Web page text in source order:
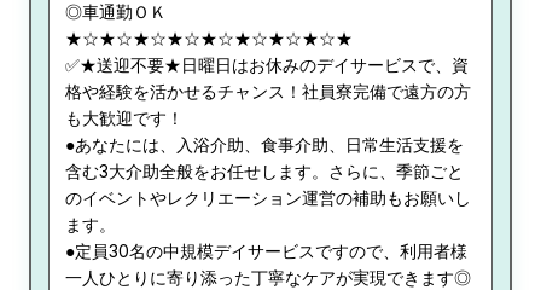
◎車通勤ＯＫ
★☆★☆★☆★☆★☆★☆★☆★☆★
✅★送迎不要★日曜日はお休みのデイサービスで、資
格や経験を活かせるチャンス！社員寮完備で遠方の方
も大歓迎です！
●あなたには、入浴介助、食事介助、日常生活支援を
含む3大介助全般をお任せします。さらに、季節ごと
のイベントやレクリエーション運営の補助もお願いし
ます。
●定員30名の中規模デイサービスですので、利用者様
一人ひとりに寄り添った丁寧なケアが実現できます◎